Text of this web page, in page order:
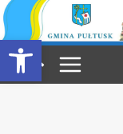
Otwórz
Przejdź
do
treści